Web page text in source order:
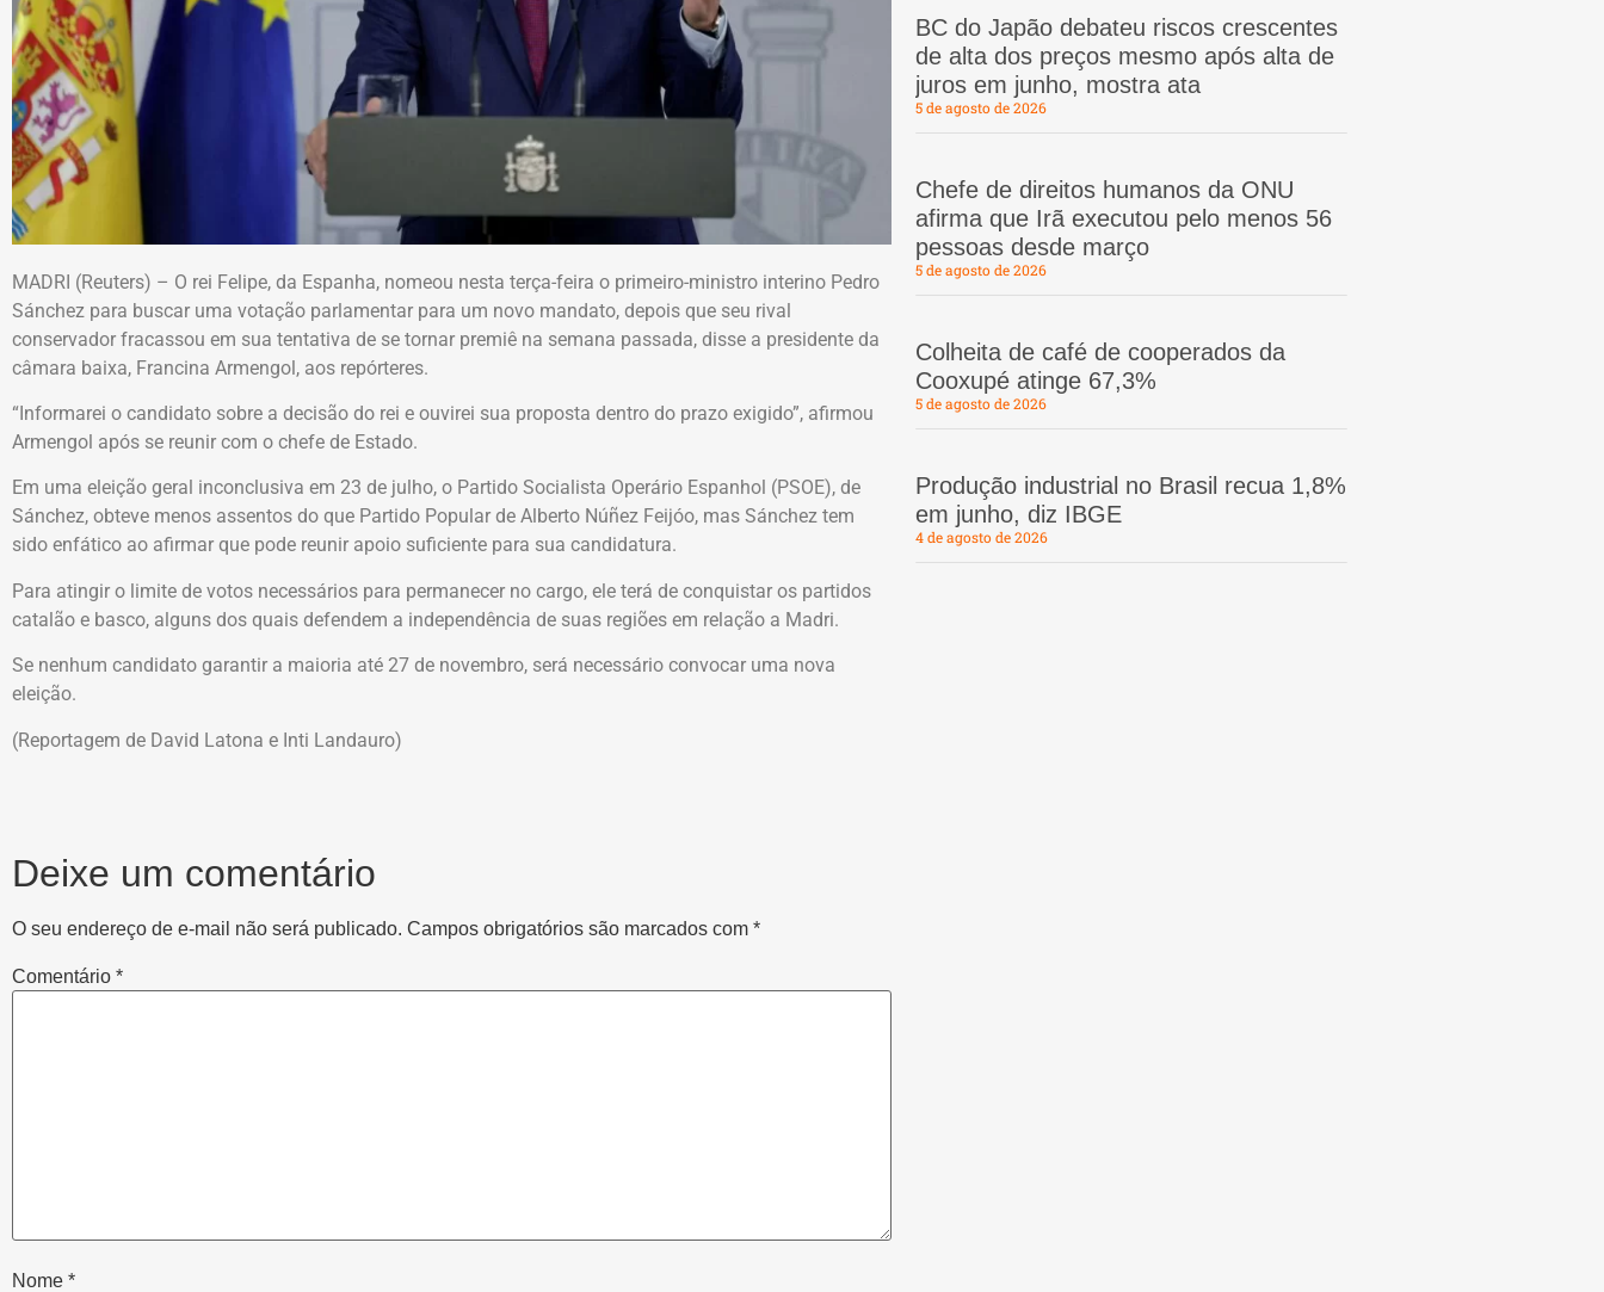
MADRI (Reuters) – O rei Felipe, da Espanha, nomeou nesta terça-feira o primeiro-ministro interino Pedro
Sánchez para buscar uma votação parlamentar para um novo mandato, depois que seu rival
conservador fracassou em sua tentativa de se tornar premiê na semana passada, disse a presidente da
câmara baixa, Francina Armengol, aos repórteres.
“Informarei o candidato sobre a decisão do rei e ouvirei sua proposta dentro do prazo exigido”, afirmou
Armengol após se reunir com o chefe de Estado.
Em uma eleição geral inconclusiva em 23 de julho, o Partido Socialista Operário Espanhol (PSOE), de
Sánchez, obteve menos assentos do que Partido Popular de Alberto Núñez Feijóo, mas Sánchez tem
sido enfático ao afirmar que pode reunir apoio suficiente para sua candidatura.
Para atingir o limite de votos necessários para permanecer no cargo, ele terá de conquistar os partidos
catalão e basco, alguns dos quais defendem a independência de suas regiões em relação a Madri.
Se nenhum candidato garantir a maioria até 27 de novembro, será necessário convocar uma nova
eleição.
(Reportagem de David Latona e Inti Landauro)
Deixe um comentário
O seu endereço de e-mail não será publicado. Campos obrigatórios são marcados com *
Comentário *
Nome *
BC do Japão debateu riscos crescentes
de alta dos preços mesmo após alta de
juros em junho, mostra ata
5 de agosto de 2026
Chefe de direitos humanos da ONU
afirma que Irã executou pelo menos 56
pessoas desde março
5 de agosto de 2026
Colheita de café de cooperados da
Cooxupé atinge 67,3%
5 de agosto de 2026
Produção industrial no Brasil recua 1,8%
em junho, diz IBGE
4 de agosto de 2026